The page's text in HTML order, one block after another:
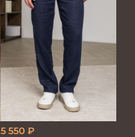
5 550 ₽